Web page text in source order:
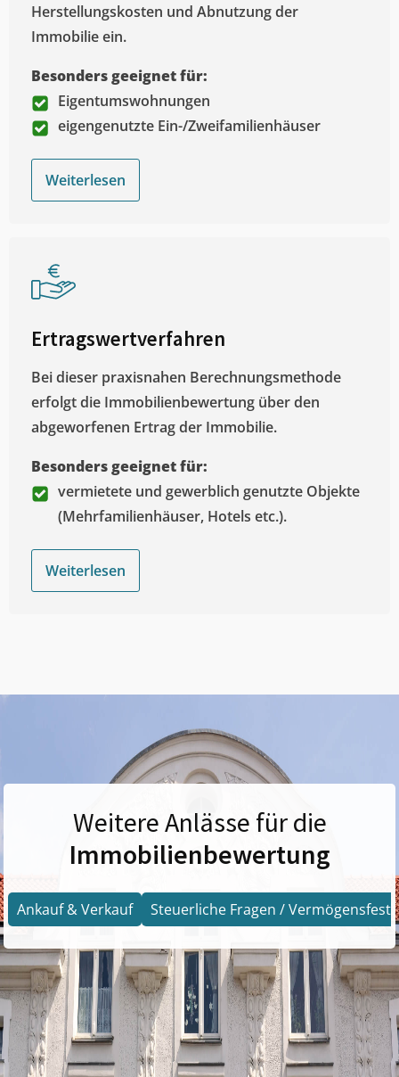
Herstellungskosten und Abnutzung der
Immobilie ein.
Besonders geeignet für:
Eigentumswohnungen
eigengenutzte Ein-/Zweifamilienhäuser
Weiterlesen
Ertragswertverfahren
Bei dieser praxisnahen Berechnungsmethode
erfolgt die Immobilienbewertung über den
abgeworfenen Ertrag der Immobilie.
Besonders geeignet für:
vermietete und gewerblich genutzte Objekte
(Mehrfamilienhäuser, Hotels etc.).
Weiterlesen
Weitere Anlässe für die
Immobilienbewertung
Ankauf & Verkauf Steuerliche Fragen /